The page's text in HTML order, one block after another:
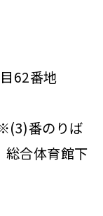
62番地
番のりば
合体育館下